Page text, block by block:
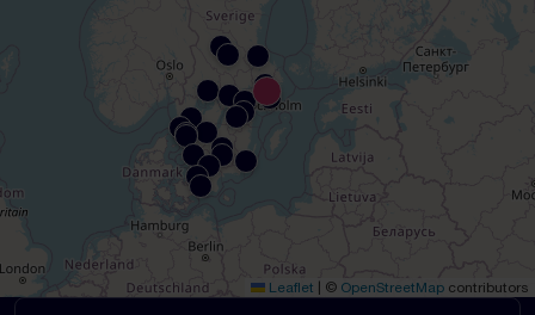
Leaflet © OpenStreetMap contributors